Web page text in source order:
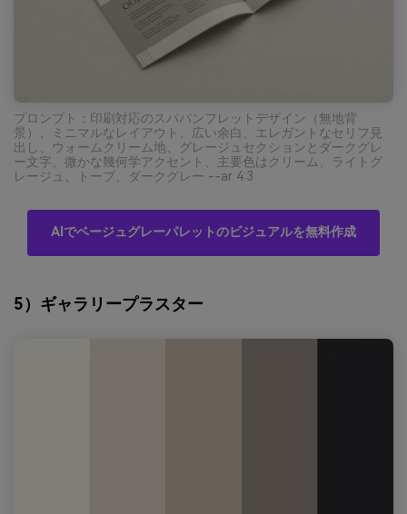
プロンプト：印刷対応のスパパンフレットデザイン（無地背
景）、ミニマルなレイアウト、広い余白、エレガントなセリフ見
出し、ウォームクリーム地、グレージュセクションとダークグレ
ー文字、微かな幾何学アクセント、主要色はクリーム、ライトグ
レージュ、トープ、ダークグレー --ar 4:3
AIでベージュグレーパレットのビジュアルを無料作成
5）ギャラリープラスター